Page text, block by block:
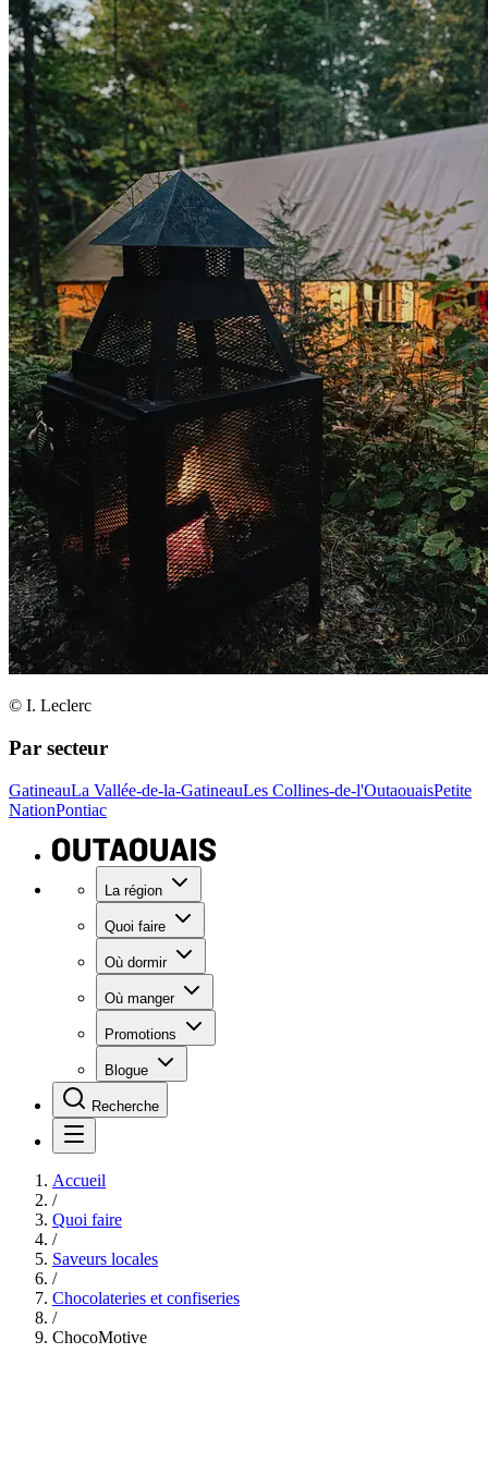
© I. Leclerc
Par secteur
GatineauLa Vallée-de-la-GatineauLes Collines-de-l'OutaouaisPetite
NationPontiac
La région
Quoi faire
Où dormir
Où manger
Promotions
Blogue
Recherche
Accueil
/
Quoi faire
/
Saveurs locales
/
Chocolateries et confiseries
/
ChocoMotive